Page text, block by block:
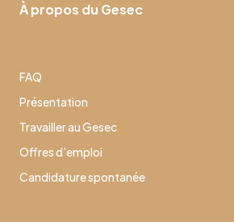
À propos du Gesec
FAQ
Présentation
Travailler au Gesec
Offres d’emploi
Candidature spontanée